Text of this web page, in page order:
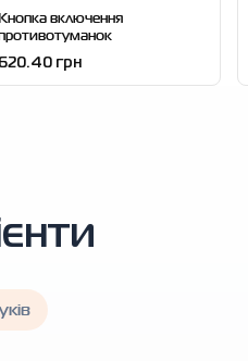
включення
620.40 грн